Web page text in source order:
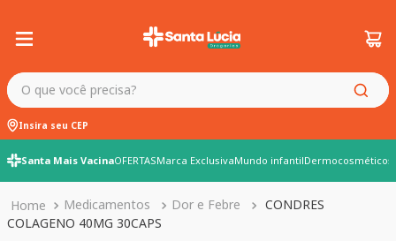
O que você precisa?
Insira seu CEP
Santa Mais VacinaOFERTASMarca ExclusivaMundo infantilDermocosméticos
Medicamentos Dor e Febre
CONDRES
COLAGENO 40MG 30CAPS